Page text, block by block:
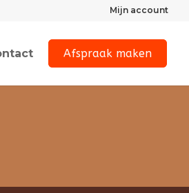
Mijn account
Afspraak maken